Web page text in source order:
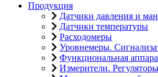
Продукция
Датчики давления и
Датчики температуры
Расходомеры
Уровнемеры.
Функциональная
Измерители.